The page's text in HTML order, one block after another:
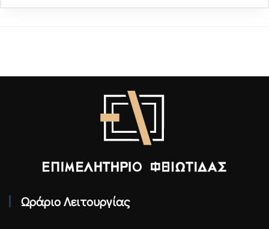
Ωράριο Λειτουργίας